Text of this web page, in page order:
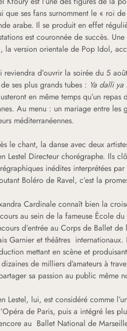
que ses fans surnomment le « roi
arabe. Il se produit en effet
est couronnée de succès.
la version orientale de Pop Idol,
reviendra d’ouvrir la soirée du 5
ses plus grands tubes : Ya dalli
en même temps qu’un
Au menu : un mariage entre les
méditerranéennes.
le chant, la danse avec deux
Lestel Directeur chorégraphe. Ils
inédites interprétées
Boléro de Ravel, c’est la
Cardinale connaît bien la
au sein de la fameuse École
d’entrée au Corps de Ballet
Garnier et théâtres
mettant en scène et
de milliers d’amateurs à
sa passion au public même
Lestel, lui, est considéré comme
de Paris, puis a intégré les
au Ballet National de